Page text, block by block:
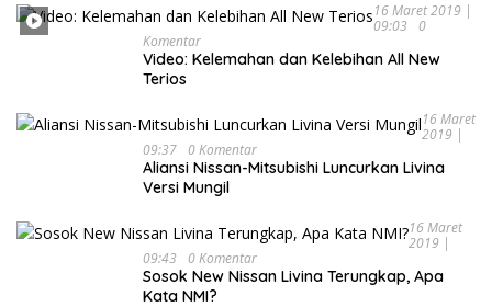
16 Maret 2019 |
09:03
0
Komentar
Video: Kelemahan dan Kelebihan All New
Terios
16 Maret
2019 |
09:37 0 Komentar
Aliansi Nissan-Mitsubishi Luncurkan Livina
Versi Mungil
16 Maret
2019 |
09:43
0 Komentar
Sosok New Nissan Livina Terungkap, Apa
Kata NMI?